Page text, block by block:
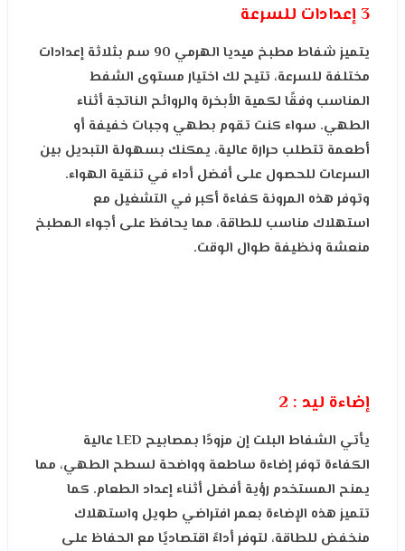
3 إعدادات للسرعة
يتميز شفاط مطبخ ميديا الهرمي 90 سم بثلاثة إعدادات
مختلفة للسرعة، تتيح لك اختيار مستوى الشفط
المناسب وفقًا لكمية الأبخرة والروائح الناتجة أثناء
الطهي. سواء كنت تقوم بطهي وجبات خفيفة أو
أطعمة تتطلب حرارة عالية، يمكنك بسهولة التبديل بين
السرعات للحصول على أفضل أداء في تنقية الهواء.
وتوفر هذه المرونة كفاءة أكبر في التشغيل مع
استهلاك مناسب للطاقة، مما يحافظ على أجواء المطبخ
منعشة ونظيفة طوال الوقت.
إضاءة ليد : 2
يأتي الشفاط البلت إن مزودًا بمصابيح LED عالية
الكفاءة توفر إضاءة ساطعة وواضحة لسطح الطهي، مما
يمنح المستخدم رؤية أفضل أثناء إعداد الطعام. كما
تتميز هذه الإضاءة بعمر افتراضي طويل واستهلاك
منخفض للطاقة، لتوفر أداءً اقتصاديًا مع الحفاظ على